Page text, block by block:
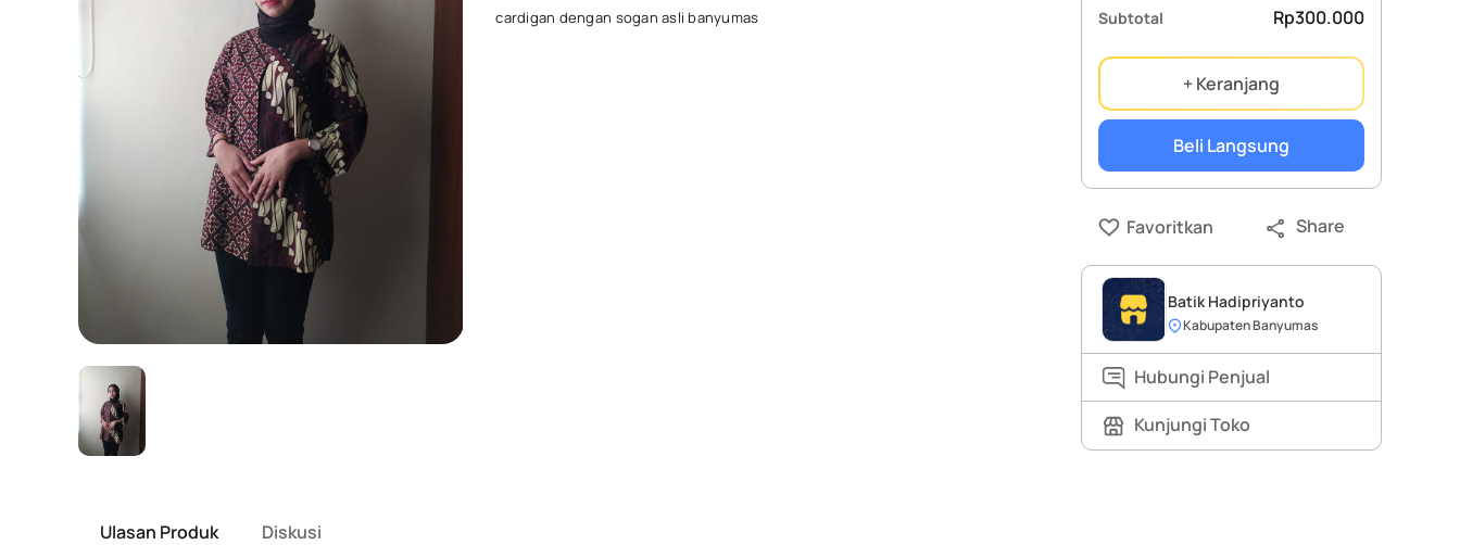
cardigan dengan sogan asli banyumas
Ulasan Produk Diskusi
Subtotal Rp300.000
+ Keranjang
Beli Langsung
Favoritkan Share
Batik Hadipriyanto
Kabupaten Banyumas
Hubungi Penjual
Kunjungi Toko